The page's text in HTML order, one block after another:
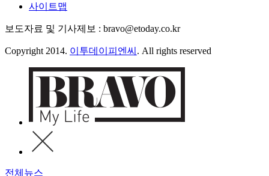
사이트맵
보도자료 및 기사제보 : bravo@etoday.co.kr
Copyright 2014. 이투데이피엔씨 . All rights reserved
전체뉴스